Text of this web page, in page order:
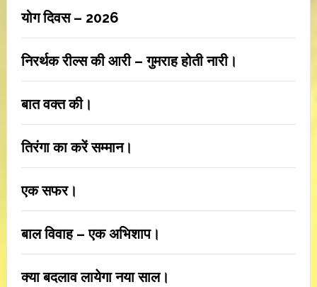
योग दिवस – 2026
निरर्थक रील्स की आरी – गुमराह होती नारी।
बात वक्त की।
तिरंगा का करें सम्मान।
एक सफर।
बाल विवाह – एक अभिशाप।
क्या बदलाव लायेगा नया साल।